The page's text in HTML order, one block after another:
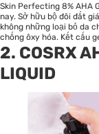
Skin Perfecting 8% AHA
nay. Sở hữu bộ đôi đắt
không những loại bỏ da
chống ôxy hóa. Kết cấu
2. COSRX
LIQUID